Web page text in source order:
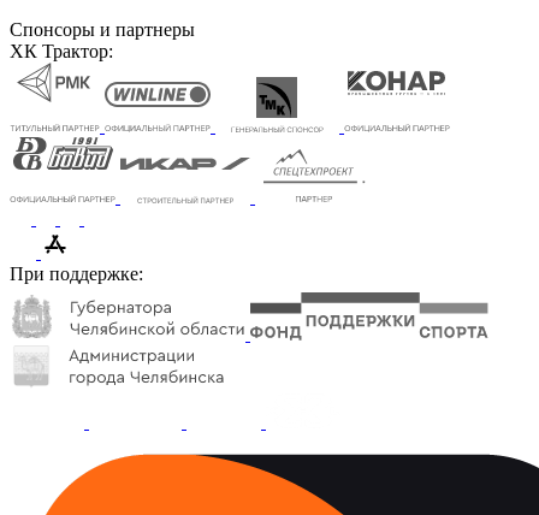
Спонсоры и партнеры
ХК Трактор:
При поддержке: